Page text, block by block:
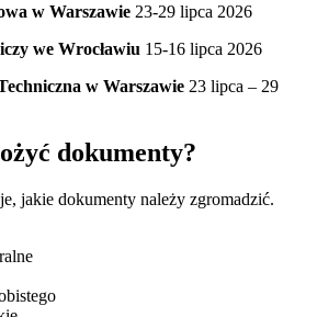
w Warszawie 23-29 lipca 2026
we Wrocławiu 15-16 lipca 2026
w Warszawie 23 lipca – 29
dokumenty?
jakie dokumenty należy zgromadzić.